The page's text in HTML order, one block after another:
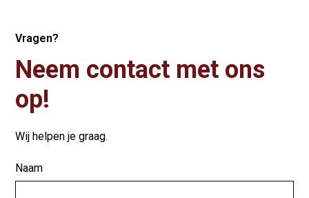
Vragen?
Neem contact met ons
op!
Wij helpen je graag.
Naam